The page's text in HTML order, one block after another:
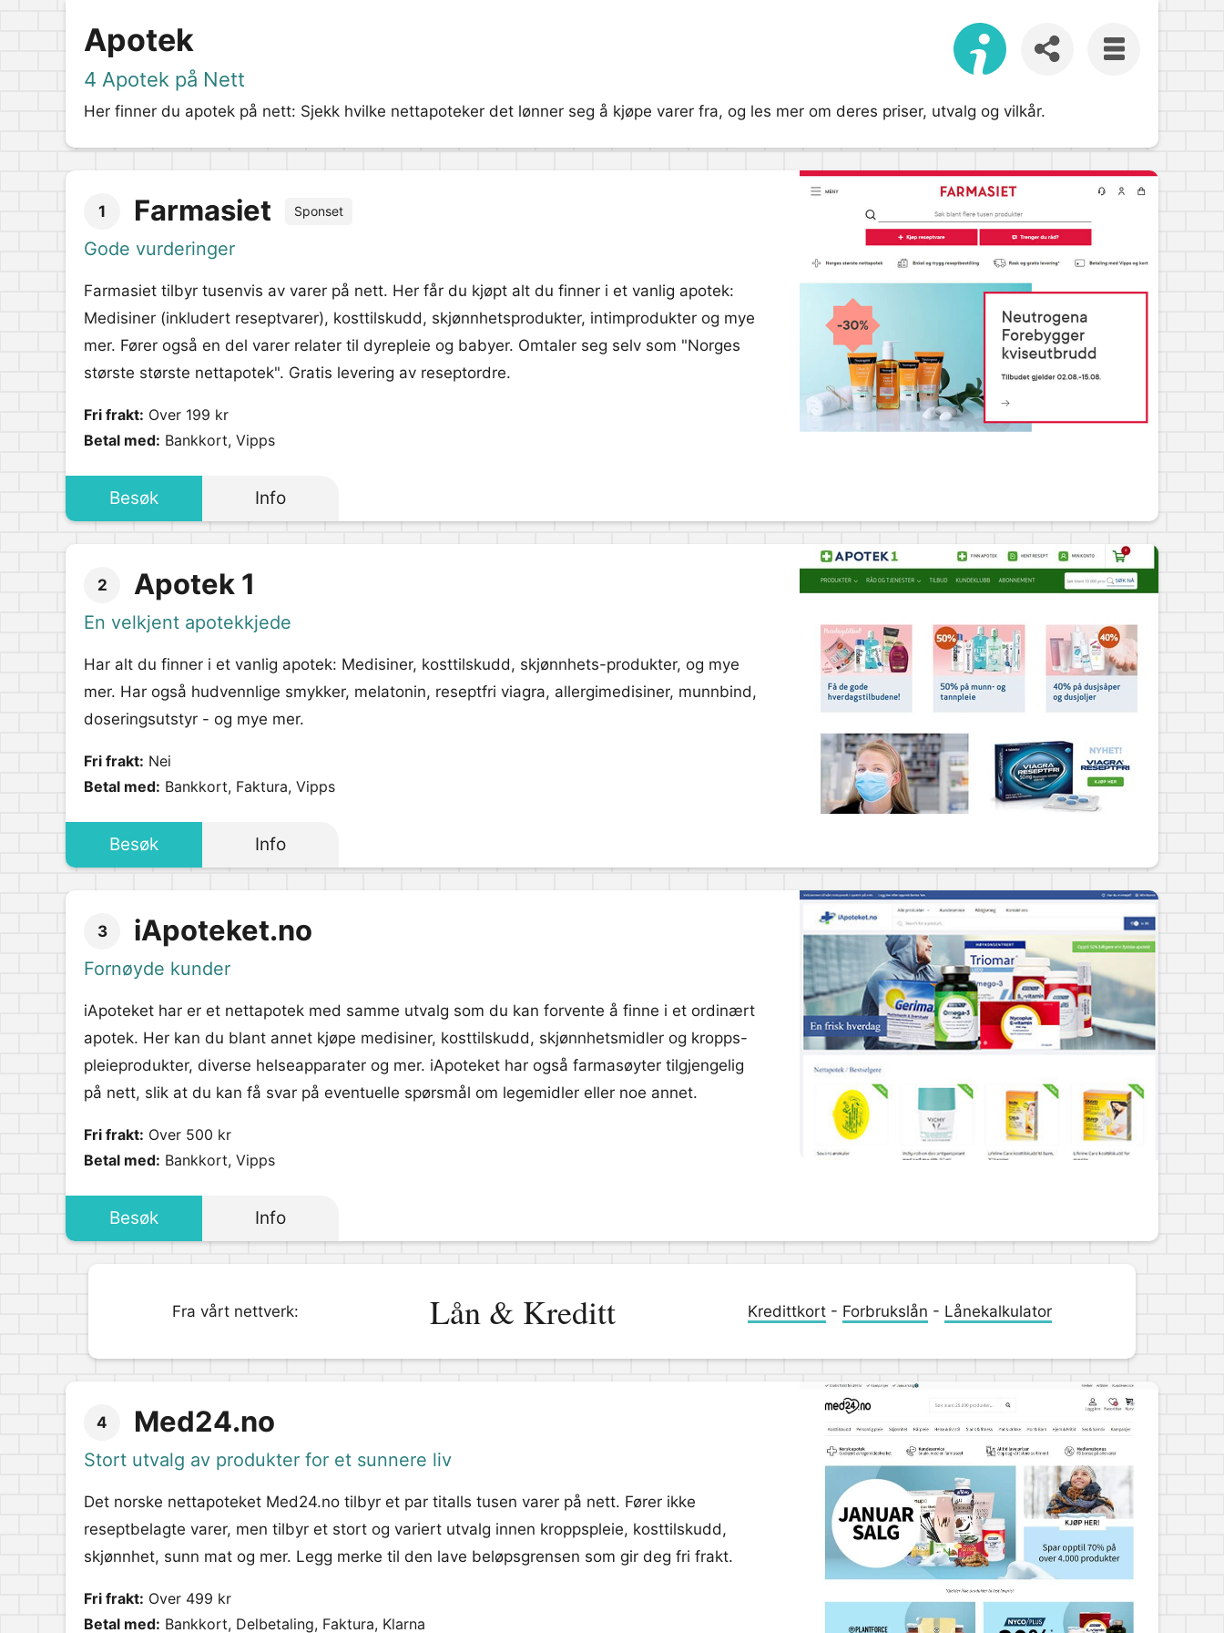
Apotek
4 Apotek på Nett
Her finner du apotek på nett: Sjekk hvilke nettapoteker det lønner seg å kjøpe varer fra, og les mer om deres priser, utvalg og vilkår.
1 Farmasiet Sponset
Gode vurderinger
Farmasiet tilbyr tusenvis av varer på nett. Her får du kjøpt alt du finner i et vanlig apotek:
Medisiner (inkludert reseptvarer), kosttilskudd, skjønnhetsprodukter, intimprodukter og mye
mer. Fører også en del varer relater til dyrepleie og babyer. Omtaler seg selv som "Norges
største største nettapotek". Gratis levering av reseptordre.
Fri frakt: Over 199 kr
Betal med: Bankkort, Vipps
Besøk Info
2 Apotek 1
En velkjent apotekkjede
Har alt du finner i et vanlig apotek: Medisiner, kosttilskudd, skjønnhets-produkter, og mye
mer. Har også hudvennlige smykker, melatonin, reseptfri viagra, allergimedisiner, munnbind,
doseringsutstyr - og mye mer.
Fri frakt: Nei
Betal med: Bankkort, Faktura, Vipps
Besøk Info
3 iApoteket.no
Fornøyde kunder
iApoteket har er et nettapotek med samme utvalg som du kan forvente å finne i et ordinært
apotek. Her kan du blant annet kjøpe medisiner, kosttilskudd, skjønnhetsmidler og kropps-
pleieprodukter, diverse helseapparater og mer. iApoteket har også farmasøyter tilgjengelig
på nett, slik at du kan få svar på eventuelle spørsmål om legemidler eller noe annet.
Fri frakt: Over 500 kr
Betal med: Bankkort, Vipps
Besøk Info
Fra vårt nettverk: Lån & Kreditt Kredittkort- Forbrukslån - Lånekalkulator
4 Med24.no
Stort utvalg av produkter for et sunnere liv
Det norske nettapoteket Med24.no tilbyr et par titalls tusen varer på nett. Fører ikke
reseptbelagte varer, men tilbyr et stort og variert utvalg innen kroppspleie, kosttilskudd,
skjønnhet, sunn mat og mer. Legg merke til den lave beløpsgrensen som gir deg fri frakt.
Fri frakt: Over 499 kr
Betal med: Bankkort, Delbetaling, Faktura, Klarna